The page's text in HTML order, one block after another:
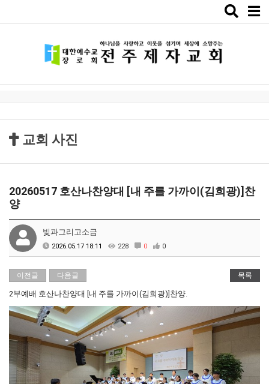
Toggle
교회 사진
20260517 호산나찬양대 [내 주를 가까이(김희광)]찬
양
빛과그리고소금
2026.05.17 18:11 228 0 0
이전글 다음글 목록
2부예배 호산나찬양대 [내 주를 가까이(김희광)]찬양.